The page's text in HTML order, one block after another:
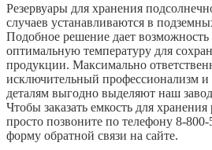
Резервуары для хранения
случаев устанавливаются в
Подобное решение дает
оптимальную температуру для
продукции. Максимально
исключительный профессионализм
деталям выгодно выделяют наш
Чтобы заказать емкость для хранения
просто позвоните по телефону 8-
форму обратной связи на сайте.